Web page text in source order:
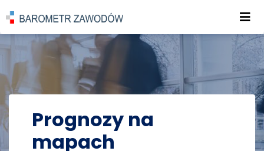
POWRÓT DO STRONY GŁÓWNEJ
PROGNOZY PROGNOZY NA MAPACH
Prognozy na
mapach